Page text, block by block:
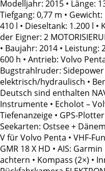
Modelljahr: 2015 • Länge:
Tiefgang: 0,77 m •
410 l • Dieseltank: 1.200 l •
der Eigner: 2
• Baujahr: 2014 • Leistung:
600 h • Antrieb: Volvo
Bugstrahlruder:
elektrisch/hydraulisch •
Deutsch sind enthalten
Instrumente • Echolot –
Tiefenanzeige • GPS-
Seekarten: Ostsee +
V für Volvo Penta • VHF-
GMR 18 X HD • AIS:
achtern • Kompass (2×) •